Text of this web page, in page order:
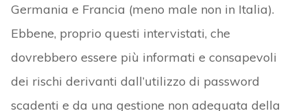
Germania e Francia (meno male non in Italia).
Ebbene, proprio questi intervistati, che
dovrebbero essere più informati e consapevoli
dei rischi derivanti dall’utilizzo di password
scadenti e da una gestione non adeguata della